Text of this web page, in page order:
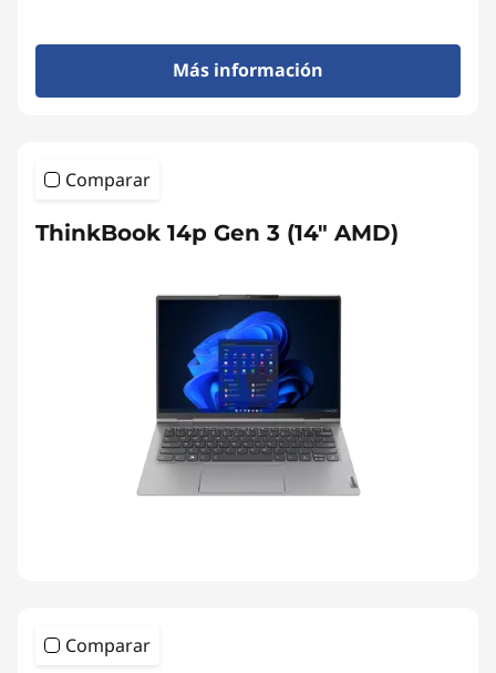
Más información
Comparar
ThinkBook 14p Gen 3 (14″ AMD)
Comparar